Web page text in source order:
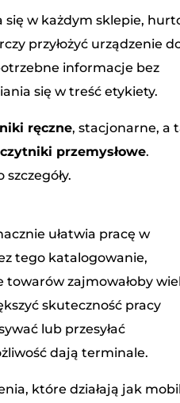
się w każdym sklepie,
przyłożyć urządzenie
informacje bez
się w treść etykiety.
ręczne, stacjonarne, a
czytniki przemysłowe.
ułatwia pracę w
tego katalogowanie,
zajmowałoby
skuteczność pracy
lub przesyłać
dają terminale.
które działają jak